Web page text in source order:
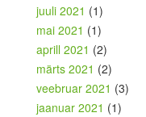
juuli 2021 (1)
mai 2021 (1)
aprill 2021 (2)
märts 2021 (2)
veebruar 2021 (3)
jaanuar 2021 (1)